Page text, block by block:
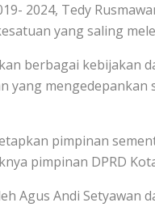
2024, Tedy
yang saling
berbagai kebijakan
yang
pimpinan
pimpinan DPRD
Agus Andi Setyawan